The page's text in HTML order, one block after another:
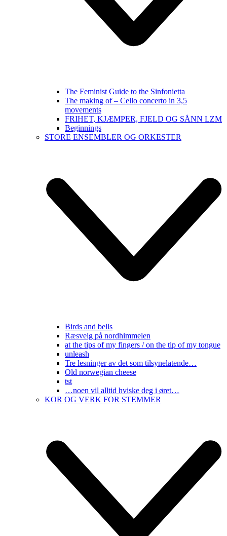
The Feminist Guide to the Sinfonietta
The making of – Cello concerto in 3,5
movements
FRIHET, KJÆMPER, FJELD OG SÅNN LZM
Beginnings
STORE ENSEMBLER OG ORKESTER
Birds and bells
Ræsvelg på nordhimmelen
at the tips of my fingers / on the tip of my tongue
unleash
Tre lesninger av det som tilsynelatende…
Old norwegian cheese
tst
…noen vil alltid hviske deg i øret…
KOR OG VERK FOR STEMMER